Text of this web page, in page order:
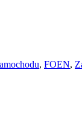
, FOEN,